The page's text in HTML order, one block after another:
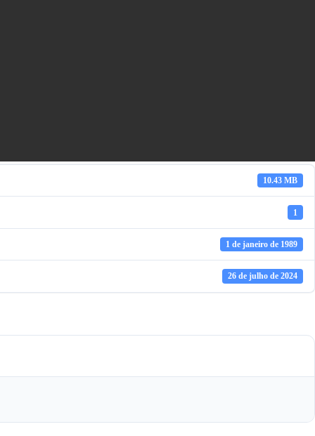
10.43 MB
1
1 de janeiro de 1989
26 de julho de 2024